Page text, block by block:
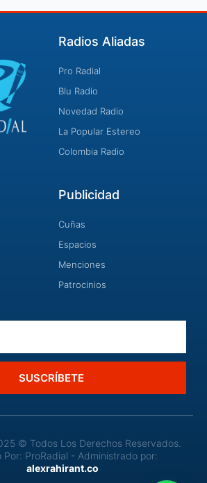
Radios Aliadas
Pro Radial
Blu Radio
Novedad Radio
La Popular Estereo
Colombia Radio
Publicidad
Cuñas
Espacios
Menciones
Patrocinios
SUSCRÍBETE
© Todos Los Derechos Reservados.
Por: ProRadial - Administrado por:
alexrahirant.co